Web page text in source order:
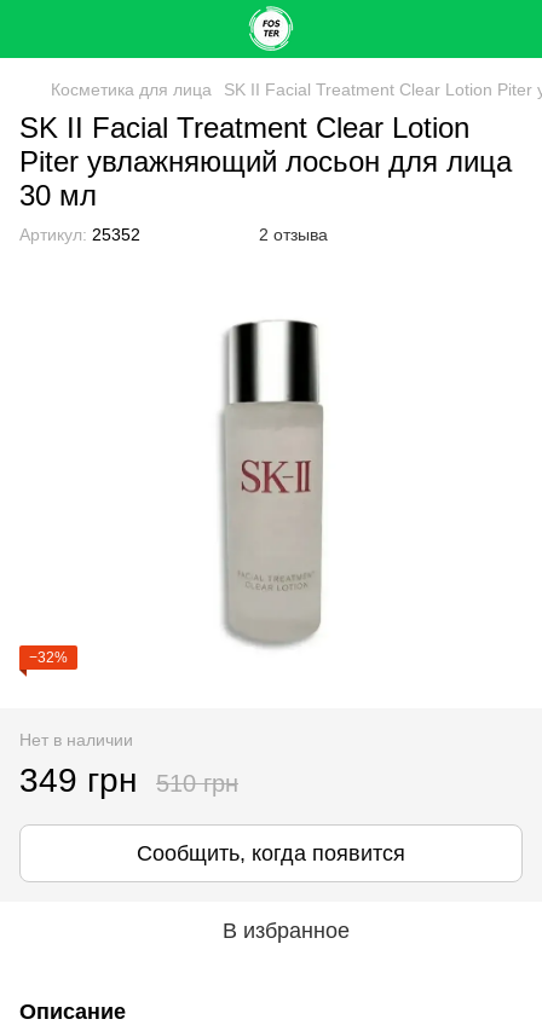
Косметика для лица SK II Facial Treatment Clear Lotion
SK II Facial Treatment Clear Lotion
Piter увлажняющий лосьон для лица
30 мл
Артикул: 25352 2 отзыва
−32%
Нет в наличии
349 грн 510 грн
Сообщить, когда появится
В избранное
Описание